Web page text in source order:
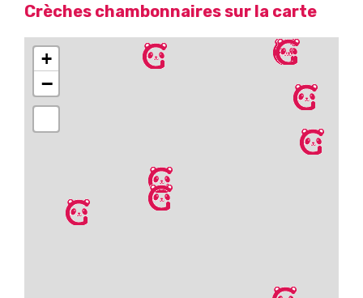
Crèches chambonnaires sur la carte
+
−